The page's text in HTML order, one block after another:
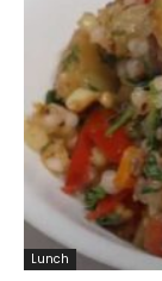
Lunch